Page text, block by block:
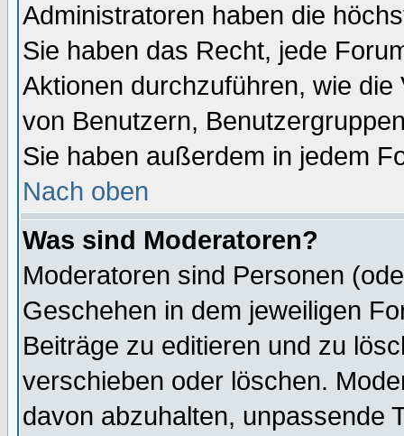
Administratoren haben die
Sie haben das Recht, jede
Aktionen durchzuführen, wie
von Benutzern,
Sie haben außerdem in jedem
Nach oben
Was sind Moderatoren?
Moderatoren sind Personen
Geschehen in dem jeweiligen
Beiträge zu editieren und zu
verschieben oder löschen.
davon abzuhalten, unpassende